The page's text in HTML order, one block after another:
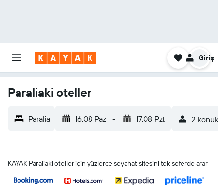
Giriş
Paraliaki oteller
Paralia 16.08 Paz - 17.08 Pzt 2
KAYAK Paraliaki oteller için yüzlerce seyahat sitesini tek seferde arar